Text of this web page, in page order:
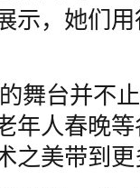
示，她们
舞台并不
年人春晚
之美带到